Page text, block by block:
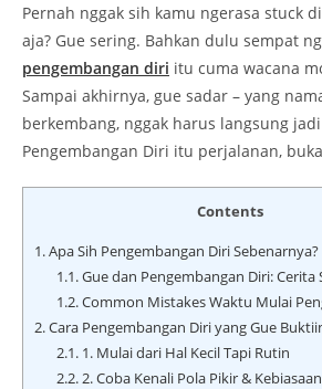
Pernah nggak sih kamu ngerasa stuck
aja? Gue sering. Bahkan dulu sempat
pengembangan diri itu cuma wacana
Sampai akhirnya, gue sadar – yang
berkembang, nggak harus langsung
Pengembangan Diri itu perjalanan,
Contents
1.Apa Sih Pengembangan Diri Sebenarnya?
1.1.Gue dan Pengembangan Diri: Cerita
1.2.Common Mistakes Waktu Mulai
2.Cara Pengembangan Diri yang Gue
2.1.1. Mulai dari Hal Kecil Tapi Rutin
2.2.2. Coba Kenali Pola Pikir &